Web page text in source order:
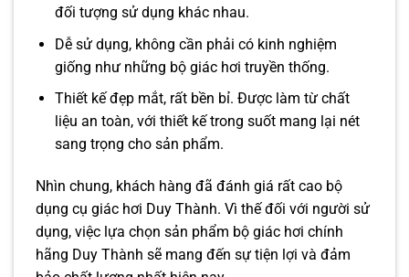
đối tượng sử dụng khác nhau.
Dễ sử dụng, không cần phải có kinh nghiệm
giống như những bộ giác hơi truyền thống.
Thiết kế đẹp mắt, rất bền bỉ. Được làm từ chất
liệu an toàn, với thiết kế trong suốt mang lại nét
sang trọng cho sản phẩm.
Nhìn chung, khách hàng đã đánh giá rất cao bộ
dụng cụ giác hơi Duy Thành. Vì thế đối với người sử
dụng, việc lựa chọn sản phẩm bộ giác hơi chính
hãng Duy Thành sẽ mang đến sự tiện lợi và đảm